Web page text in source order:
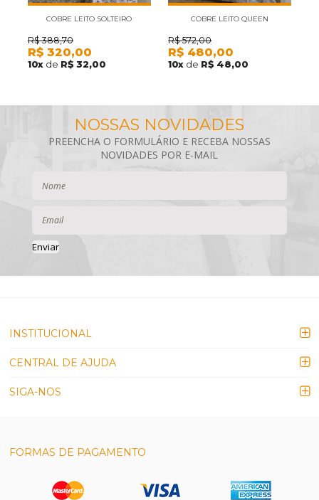
COBRE LEITO SOLTEIRO
KACYUMARA VIDA BELA ELOISE
200 FIOS 2 PEÇAS
R$ 388,70
R$ 320,00
10x de R$ 32,00
COBRE LEITO QUEEN
KACYUMARA VIDA BELA DARV
200 FIOS 3 PÇS
R$ 572,00
R$ 480,00
10x de R$ 48,00
Enviar
INSTITUCIONAL
CENTRAL DE AJUDA
SIGA-NOS
FORMAS DE PAGAMENTO